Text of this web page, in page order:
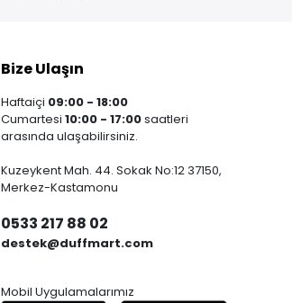
Bize Ulaşın
Haftaiçi 09:00 - 18:00
Cumartesi 10:00 - 17:00saatleri
arasında ulaşabilirsiniz.
Kuzeykent Mah. 44. Sokak No:12 37150,
Merkez-Kastamonu
0533 217 88 02
destek@duffmart.com
Mobil Uygulamalarımız